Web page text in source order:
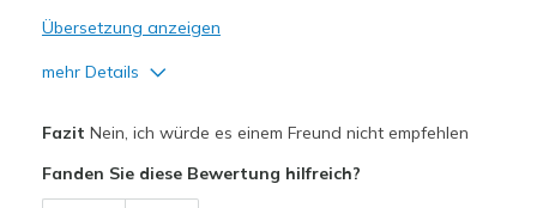
Übersetzung anzeigen
mehr Details
Breathe Well
Fazit Nein, ich würde es einem Freund nicht empfehlen
Fanden Sie diese Bewertung hilfreich?